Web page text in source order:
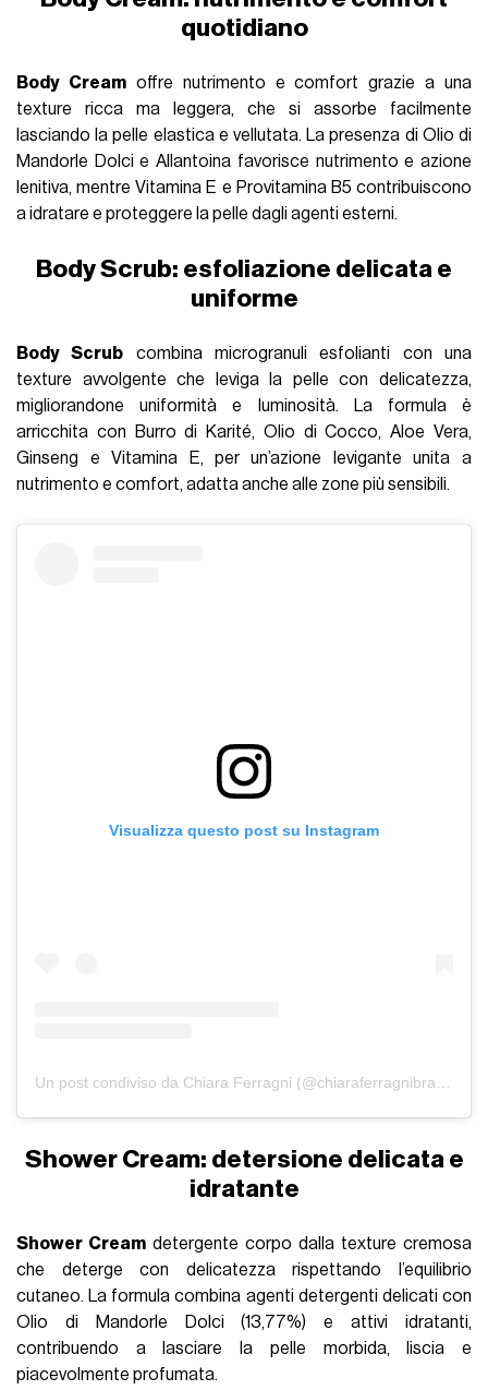
quotidiano
Body Creamoffre nutrimento e comfort grazie a una
texture ricca ma leggera, che si assorbe facilmente
lasciando la pelle elastica e vellutata. La presenza di Olio di
Mandorle Dolci e Allantoina favorisce nutrimento e azione
lenitiva, mentre Vitamina E e Provitamina B5 contribuiscono
a idratare e proteggere la pelle dagli agenti esterni.
Body Scrub: esfoliazione delicata e
uniforme
Body Scrub combina microgranuli esfolianti con una
texture avvolgente che leviga la pelle con delicatezza,
migliorandone uniformità e luminosità. La formula è
arricchita con Burro di Karité, Olio di Cocco, Aloe Vera,
Ginseng e Vitamina E, per un’azione levigante unita a
nutrimento e comfort, adatta anche alle zone più sensibili.
Visualizza questo post su Instagram
Shower Cream: detersione delicata e
idratante
Shower Cream detergente corpo dalla texture cremosa
che deterge con delicatezza rispettando l’equilibrio
cutaneo. La formula combina agenti detergenti delicati con
Olio di Mandorle Dolci (13,77%) e attivi idratanti,
contribuendo a lasciare la pelle morbida, liscia e
piacevolmente profumata.